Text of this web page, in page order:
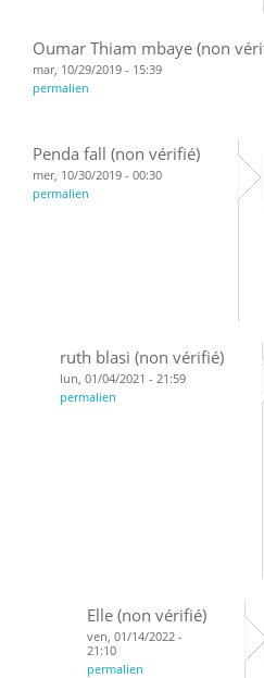
Oumar Thiam mbaye (non
mar, 10/29/2019 - 15:39
permalien
Penda fall (non vérifié)
mer, 10/30/2019 - 00:30
permalien
ruth blasi (non vérifié)
lun, 01/04/2021 - 21:59
permalien
Elle (non vérifié)
ven, 01/14/2022 -
21:10
permalien